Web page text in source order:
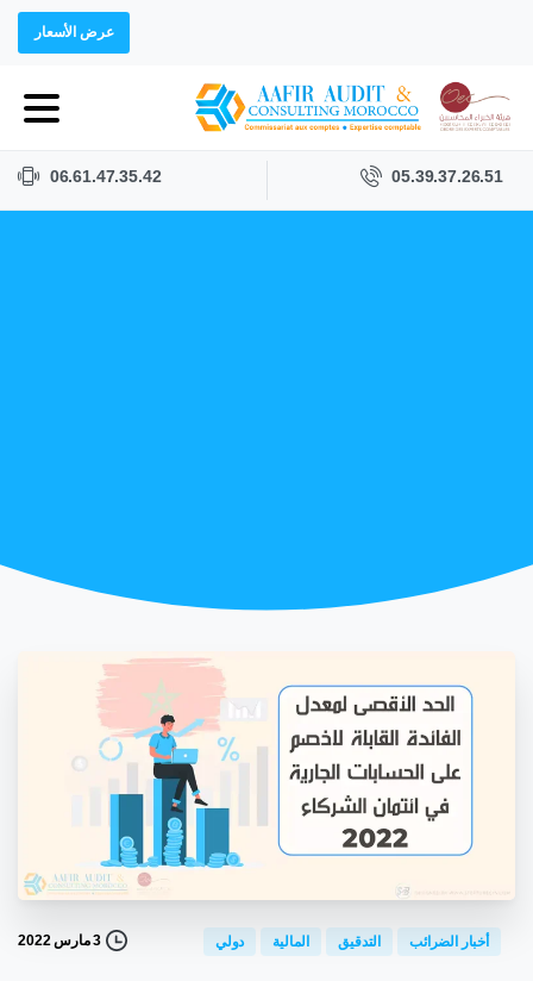
عرض الأسعار
05.39.37.26.51
06.61.47.35.42
أخبار الضرائب التدقيق المالية دولي 3 مارس 2022